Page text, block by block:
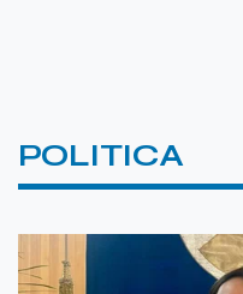
POLITICA